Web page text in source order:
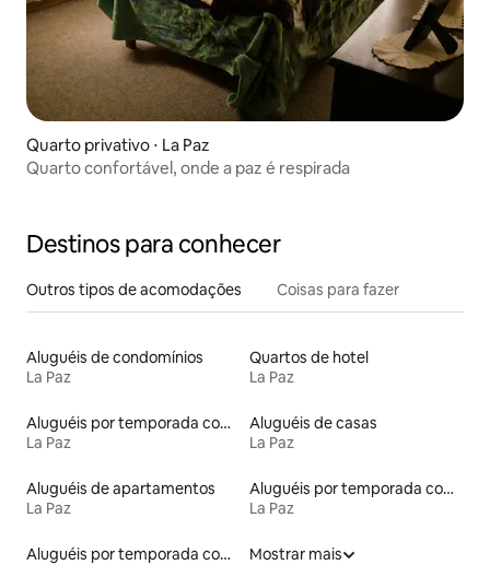
Quarto privativo ⋅ La Paz
Quarto confortável, onde a paz é respirada
Destinos para conhecer
Outros tipos de acomodações Coisas para fazer
Aluguéis de condomínios
La Paz
Quartos de hotel
La Paz
Aluguéis por temporada com suítes privativas
La Paz
Aluguéis de casas
La Paz
Aluguéis de apartamentos
La Paz
Aluguéis por temporada com sauna
La Paz
Aluguéis por temporada com acesso ao lago
Mostrar mais